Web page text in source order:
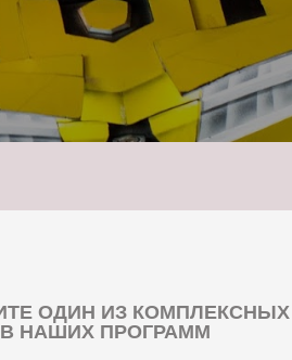
ОДИН ИЗ КОМПЛЕКСНЫХ
НАШИХ ПРОГРАММ